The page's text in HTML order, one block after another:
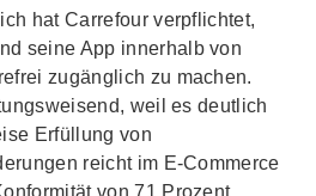
hat Carrefour verpflichtet,
seine App innerhalb von
zugänglich zu machen.
weil es deutlich
Erfüllung von
reicht im E-Commerce